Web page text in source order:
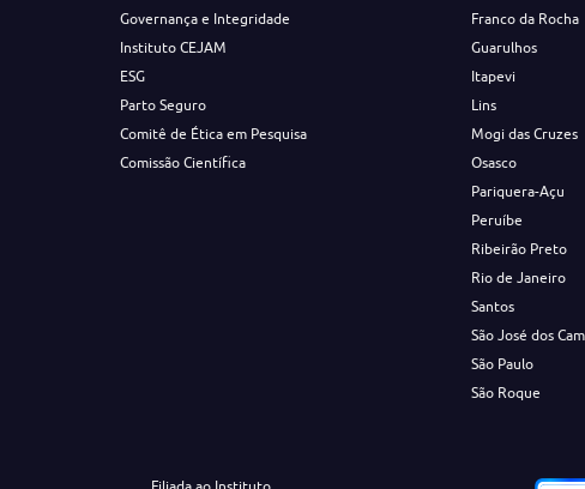
Governança e Integridade
Instituto CEJAM
ESG
Parto Seguro
Comitê de Ética em Pesquisa
Comissão Científica
Franco da Rocha
Guarulhos
Itapevi
Lins
Mogi das Cruzes
Osasco
Pariquera-Açu
Peruíbe
Ribeirão Preto
Rio de Janeiro
Santos
São José dos
São Paulo
São Roque
Filiada ao Instituto